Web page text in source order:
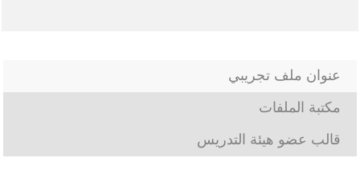
قالب عضو هيئة التدريس
مكتبة الملفات
عنوان ملف تجريبي